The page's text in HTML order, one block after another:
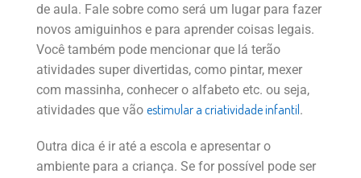
de aula. Fale sobre como será um lugar para fazer
novos amiguinhos e para aprender coisas legais.
Você também pode mencionar que lá terão
atividades super divertidas, como pintar, mexer
com massinha, conhecer o alfabeto etc. ou seja,
atividades que vão estimular a criatividade infantil.
Outra dica é ir até a escola e apresentar o
ambiente para a criança. Se for possível pode ser